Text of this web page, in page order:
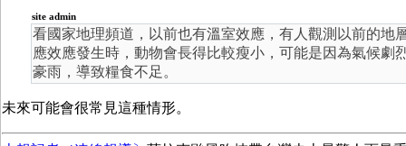
site admin
看國家地理頻道，以前也有溫室效應，有人觀測以前的地
應效應發生時，動物會長得比較瘦小，可能是因為氣候劇
豪雨，導致糧食不足。
未來可能會很常見這種情形。